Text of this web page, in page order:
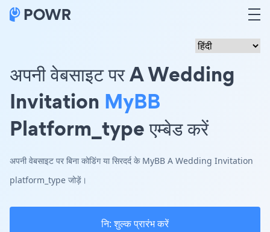
अपनी वेबसाइट पर A Wedding
Invitation MyBB
Platform_type एम्बेड करें
अपनी वेबसाइट पर बिना कोडिंग या सिरदर्द के MyBB A Wedding Invitation
platform_type जोड़ें।
नि: शुल्क प्रारंभ करें